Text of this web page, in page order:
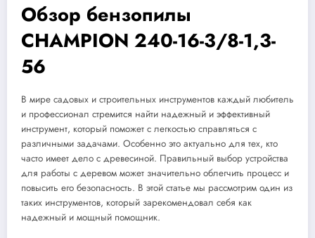
Обзор бензопилы
CHAMPION 240-16-3/8-1,3-
56
В мире садовых и строительных инструментов каждый любитель
и профессионал стремится найти надежный и эффективный
инструмент, который поможет с легкостью справляться с
различными задачами. Особенно это актуально для тех, кто
часто имеет дело с древесиной. Правильный выбор устройства
для работы с деревом может значительно облегчить процесс и
повысить его безопасность. В этой статье мы рассмотрим один из
таких инструментов, который зарекомендовал себя как
надежный и мощный помощник.